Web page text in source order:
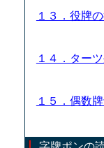
１３．役牌
１４．ター
１５．偶数